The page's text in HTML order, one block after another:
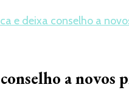
e deixa conselho a
a